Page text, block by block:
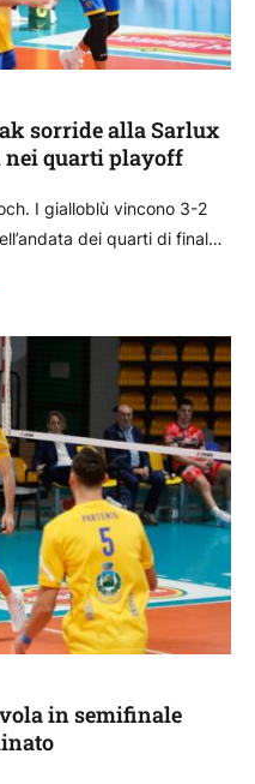
sorride alla Sarlux
nei quarti playoff
I gialloblù vincono 3-2
dei quarti di finale
in semifinale